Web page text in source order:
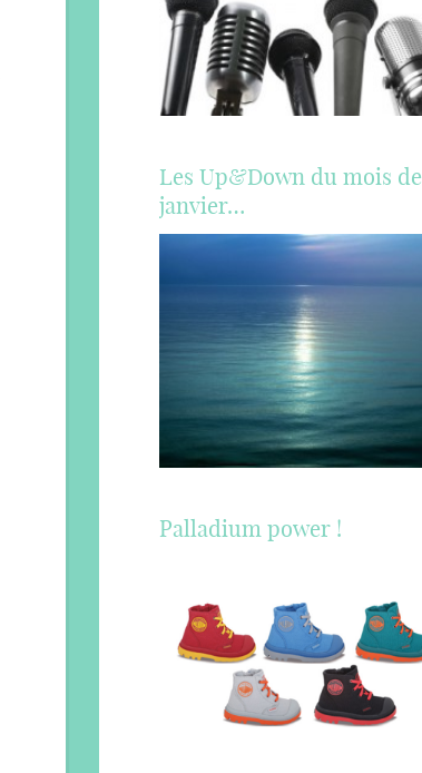
Les Up&Down du mois de
janvier…
Palladium power !